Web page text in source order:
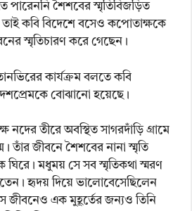
শৈশবের স্মৃতিবিজড়িত
কবি বিদেশে বসেও কপোতাক্ষকে
স্মৃতিচারণ করে গেছেন।
কার্যক্রম বলতে কবি
বোঝানো হয়েছে।
তীরে অবস্থিত সাগরদাঁড়ি গ্রামে
তাঁর জীবনে শৈশবের নানা স্মৃতি
মধুময় সে সব স্মৃতিকথা স্মরণ
হৃদয় দিয়ে ভালোবেসেছিলেন
জীবনেও এক মুহূর্তের জন্যও তিনি